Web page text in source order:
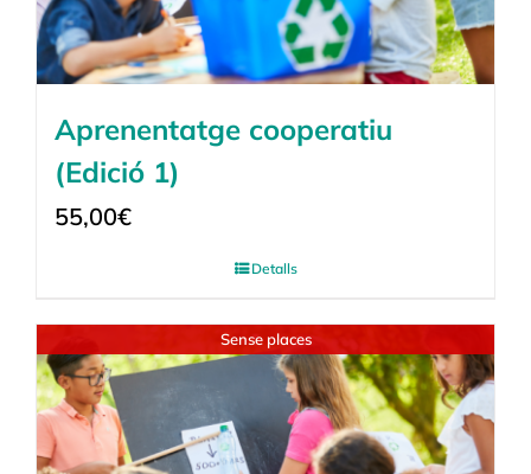
Aprenentatge cooperatiu
(Edició 1)
55,00€
Detalls
Sense places